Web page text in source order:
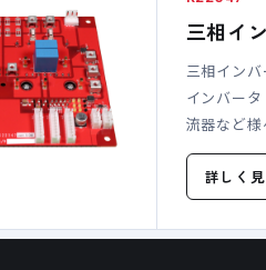
三相イ
三相イン
インバータ
流器など様
詳しく